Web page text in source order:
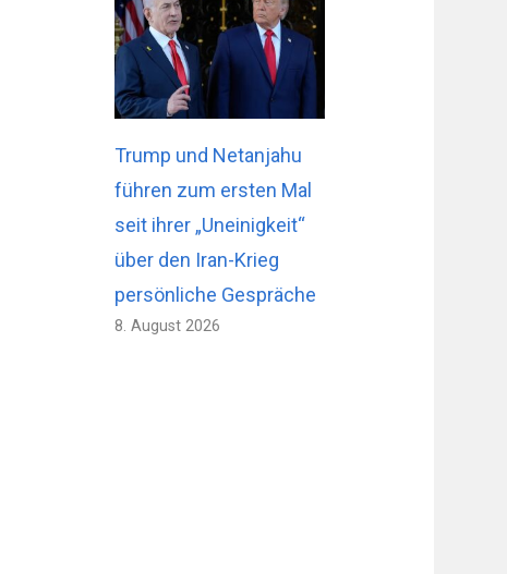
Trump und Netanjahu
führen zum ersten Mal
seit ihrer „Uneinigkeit“
über den Iran-Krieg
persönliche Gespräche
8. August 2026